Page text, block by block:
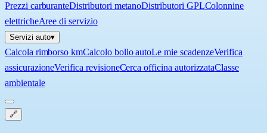
Prezzi carburanteDistributori metanoDistributori GPLColonnine
elettricheAree di servizio
Servizi auto▾
Calcola rimborso kmCalcolo bollo autoLe mie scadenzeVerifica
assicurazioneVerifica revisioneCerca officina autorizzataClasse
ambientale
🔗